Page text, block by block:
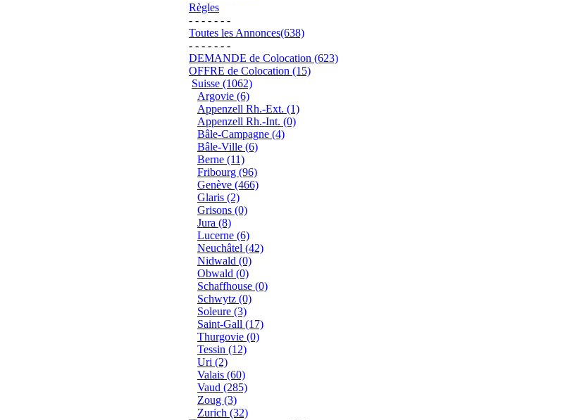
Règles
- - - - - - -
Toutes les Annonces(638)
- - - - - - -
DEMANDE de Colocation (623)
OFFRE de Colocation (15)
Suisse (1062)
Argovie (6)
Appenzell Rh.-Ext. (1)
Appenzell Rh.-Int. (0)
Bâle-Campagne (4)
Bâle-Ville (6)
Berne (11)
Fribourg (96)
Genève (466)
Glaris (2)
Grisons (0)
Jura (8)
Lucerne (6)
Neuchâtel (42)
Nidwald (0)
Obwald (0)
Schaffhouse (0)
Schwytz (0)
Soleure (3)
Saint-Gall (17)
Thurgovie (0)
Tessin (12)
Uri (2)
Valais (60)
Vaud (285)
Zoug (3)
Zurich (32)